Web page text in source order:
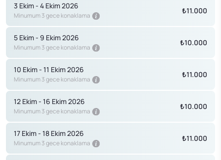
3 Ekim - 4 Ekim 2026
Minumum 3 gece konaklama
₺11.000
5 Ekim - 9 Ekim 2026
Minumum 3 gece konaklama
₺10.000
10 Ekim - 11 Ekim 2026
Minumum 3 gece konaklama
₺11.000
12 Ekim - 16 Ekim 2026
Minumum 3 gece konaklama
₺10.000
17 Ekim - 18 Ekim 2026
Minumum 3 gece konaklama
₺11.000